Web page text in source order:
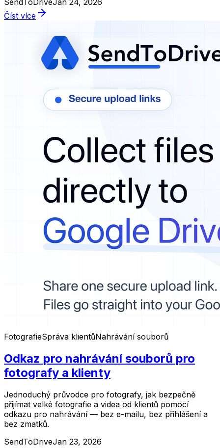
Číst více
FotografieSpráva klientůNahrávání souborů
Odkaz pro nahrávání souborů pro
fotografy a klienty
Jednoduchý průvodce pro fotografy, jak bezpečně
přijímat velké fotografie a videa od klientů pomocí
odkazu pro nahrávání — bez e-mailu, bez přihlášení a
bez zmatků.
SendToDriveJan 23, 2026